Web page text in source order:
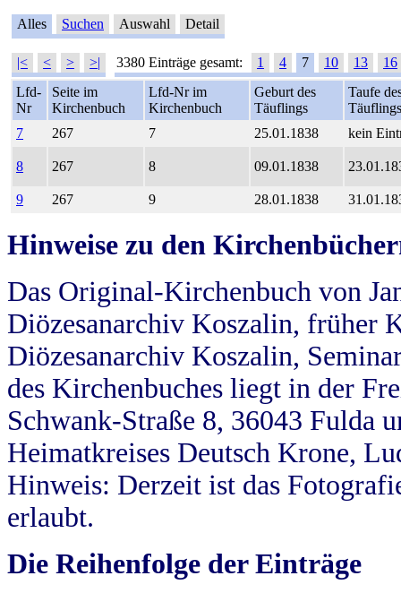
Alles Suchen Auswahl Detail
|< < > >| 3380 Einträge gesamt: 1 4 7 10 13
16
Lfd-
Nr
Seite im
Kirchenbuch
Lfd-Nr im
Kirchenbuch
Geburt des
Täuflings
Taufe
Täuflings
7
267 7 25.01.1838 kein
8 267 8 09.01.1838
9 267 9 28.01.1838
Hinweise zu den
Das Original-Kirchenbuch von
Diözesanarchiv Koszalin, früher
Diözesanarchiv Koszalin,
des Kirchenbuches liegt in der
Schwank-Straße 8, 36043 Fulda
Heimatkreises Deutsch Krone,
Hinweis: Derzeit ist das
erlaubt.
Die Reihenfolge der Einträge